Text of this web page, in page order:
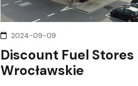
2024-09-09
Discount Fuel Stores
Wrocławskie